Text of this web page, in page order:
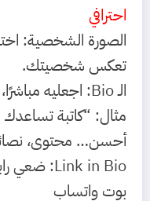
احترافي
الصورة الشخصية:
تعكس شخصيتك.
الـ Bio:
اجعليه
مثال: “كاتبة
أحسن… محتوى،
Link in Bio: ضعي
بوت واتساب